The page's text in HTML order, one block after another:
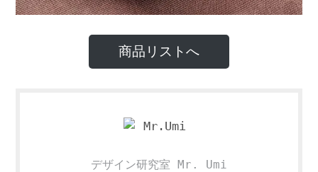
商品リストへ
デザイン研究室 Mr. Umi